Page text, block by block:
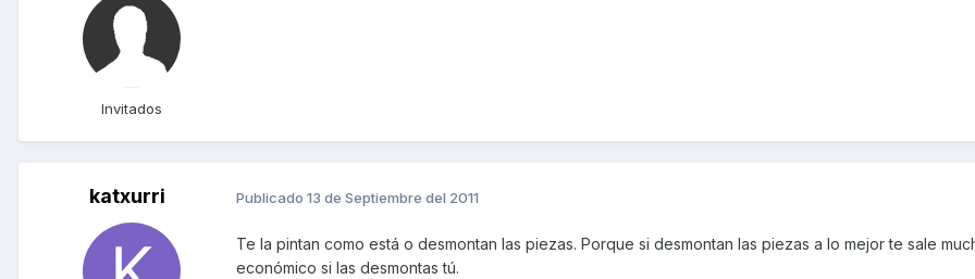
Invitados
katxurri Publicado 13 de Septiembre del 2011
Te la pintan como está o desmontan las piezas. Porque si desmontan las piezas a lo mejor te sale
económico si las desmontas tú.